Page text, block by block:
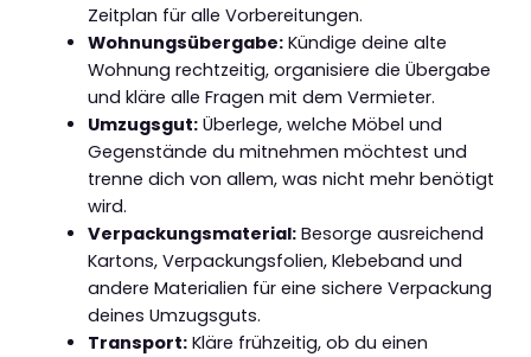
Zeitplan für alle Vorbereitungen.
Wohnungsübergabe:Kündige deine alte
Wohnung rechtzeitig, organisiere die Übergabe
und kläre alle Fragen mit dem Vermieter.
Umzugsgut:Überlege, welche Möbel und
Gegenstände du mitnehmen möchtest und
trenne dich von allem, was nicht mehr benötigt
wird.
Verpackungsmaterial:Besorge ausreichend
Kartons, Verpackungsfolien, Klebeband und
andere Materialien für eine sichere Verpackung
deines Umzugsguts.
Transport:Kläre frühzeitig, ob du einen